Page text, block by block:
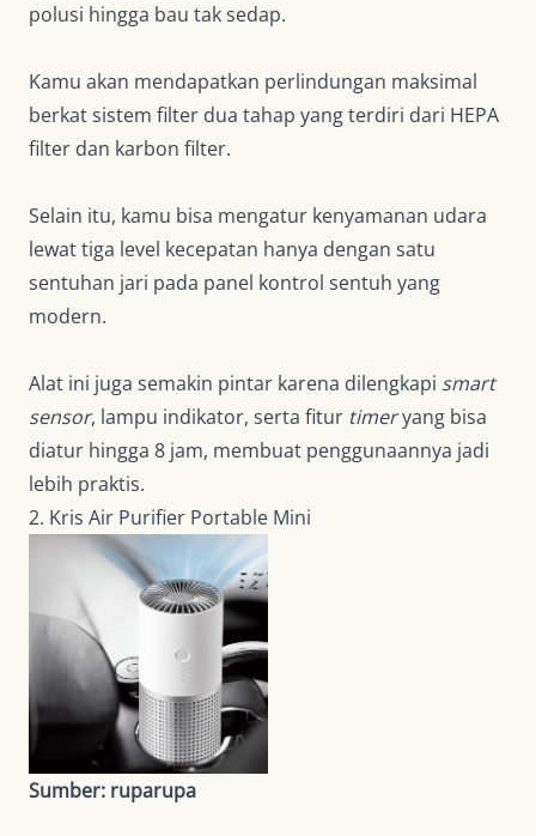
polusi hingga bau tak sedap.
Kamu akan mendapatkan perlindungan maksimal
berkat sistem filter dua tahap yang terdiri dari HEPA
filter dan karbon filter.
Selain itu, kamu bisa mengatur kenyamanan udara
lewat tiga level kecepatan hanya dengan satu
sentuhan jari pada panel kontrol sentuh yang
modern.
Alat ini juga semakin pintar karena dilengkapi smart
sensor, lampu indikator, serta fitur timeryang bisa
diatur hingga 8 jam, membuat penggunaannya jadi
lebih praktis.
2. Kris Air Purifier Portable Mini
Sumber: ruparupa